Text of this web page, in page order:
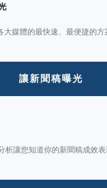
媒體的最快速、最便捷的方
讓新聞稿曝光
析讓您知道你的新聞稿成效表